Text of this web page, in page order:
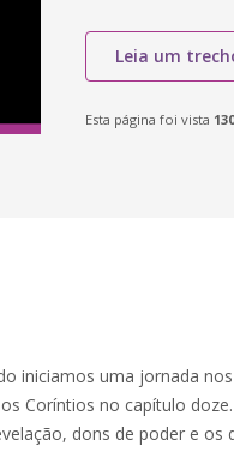
Leia um
Esta página foi vista
iniciamos uma jornada
Coríntios no capítulo
dons de poder e os